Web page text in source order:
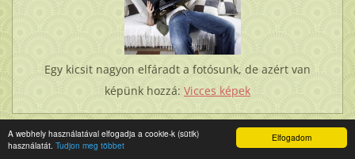
Elfogadom
A webhely használatával elfogadja a cookie-k (sütik)
használatát. Tudjon meg többet
Egy kicsit nagyon elfáradt a fotósunk, de azért van
képünk hozzá: Vicces képek